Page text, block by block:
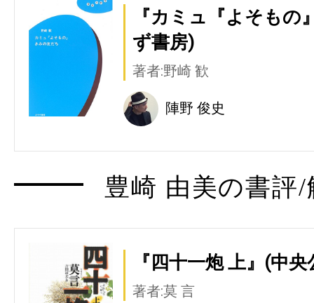
『カミュ『よそも
ず書房)
著者:野崎 歓
陣野 俊史
豊崎 由美の書評
『四十一炮 上』(中
著者:莫 言